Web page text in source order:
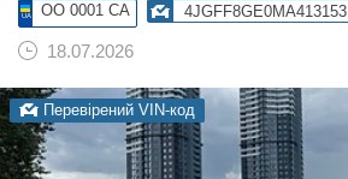
OO 0001 CA 4JGFF8GE0MA413153
18.07.2026
Перевірений VIN-код